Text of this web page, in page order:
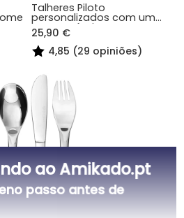
Talheres Piloto
personalizados com um
nome próprio
25,90 €
4,85 (29 opiniões)
ao Amikado.pt
passo antes de